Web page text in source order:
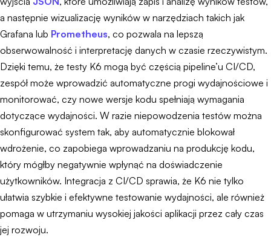
a następnie wizualizację wyników w narzędziach takich jak
Grafana lub Prometheus, co pozwala na lepszą
obserwowalność i interpretację danych w czasie rzeczywistym.
Dzięki temu, że testy K6 mogą być częścią pipeline’u CI/CD,
zespół może wprowadzić automatyczne progi wydajnościowe i
monitorować, czy nowe wersje kodu spełniają wymagania
dotyczące wydajności. W razie niepowodzenia testów można
skonfigurować system tak, aby automatycznie blokował
wdrożenie, co zapobiega wprowadzaniu na produkcję kodu,
który mógłby negatywnie wpłynąć na doświadczenie
użytkowników. Integracja z CI/CD sprawia, że K6 nie tylko
ułatwia szybkie i efektywne testowanie wydajności, ale również
pomaga w utrzymaniu wysokiej jakości aplikacji przez cały czas
jej rozwoju.